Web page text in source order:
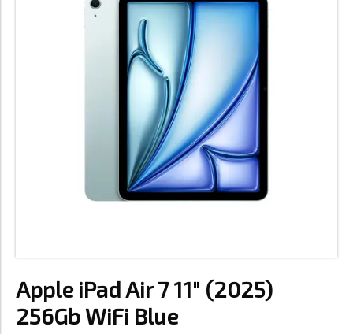
Apple iPad Air 7 11" (2025)
256Gb WiFi Blue